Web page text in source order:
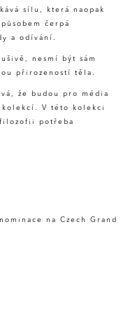
sílu, která naopak
čerpá
a odívání.
nesmí být sám
přirozeností těla.
že budou pro média
V této kolekci
potřeba
na Czech Grand